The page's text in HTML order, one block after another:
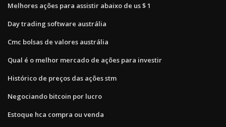
Melhores ações para assistir abaixo de us $ 1
Day trading software austrália
Cmc bolsas de valores austrália
Qual é o melhor mercado de ações para investir
Histórico de preços das ações stm
Negociando bitcoin por lucro
Estoque hca compra ou venda